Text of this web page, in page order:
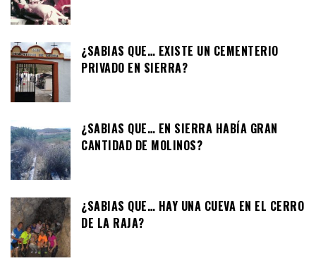
¿SABIAS QUE… EXISTE UN CEMENTERIO
PRIVADO EN SIERRA?
¿SABIAS QUE… EN SIERRA HABÍA GRAN
CANTIDAD DE MOLINOS?
¿SABIAS QUE… HAY UNA CUEVA EN EL CERRO
DE LA RAJA?